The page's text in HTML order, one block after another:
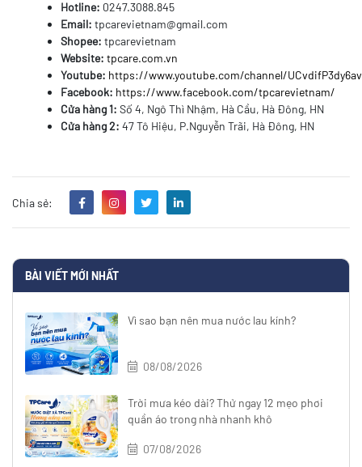
Hotline: 0247.3088.845
Email: tpcarevietnam@gmail.com
Shopee: tpcarevietnam
Website: tpcare.com.vn
Youtube: https://www.youtube.com/channel/
Facebook: https://www.facebook.com/tpcarevietnam/
Cửa hàng 1: Số 4, Ngô Thì Nhậm, Hà Cầu, Hà Đông, HN
Cửa hàng 2: 47 Tô Hiệu, P.Nguyễn Trãi, Hà Đông, HN
Chia sẻ:
BÀI VIẾT MỚI NHẤT
Vì sao bạn nên mua nước lau kính?
08/08/2026
Trời mưa kéo dài? Thử ngay 12 mẹo phơi
quần áo trong nhà nhanh khô
07/08/2026